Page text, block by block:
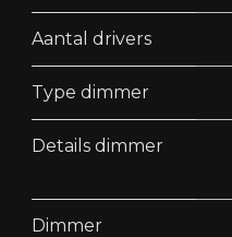
Aantal drivers
Type dimmer
Details dimmer
Dimmer